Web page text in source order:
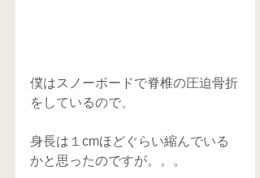
僕はスノーボードで脊椎の圧迫骨折
をしているので、
身長は１cmほどぐらい縮んでいる
かと思ったのですが。。。